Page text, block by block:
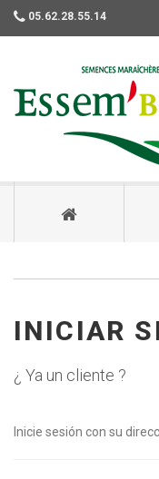
05.62.28.55.14
INICIAR
¿ Ya un cliente ?
Inicie sesión con su